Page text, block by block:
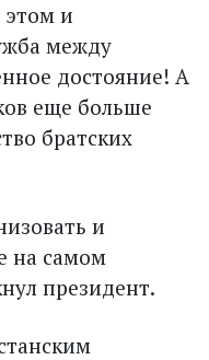
и
между
достояние! А
еще больше
братских
и
на самом
президент.